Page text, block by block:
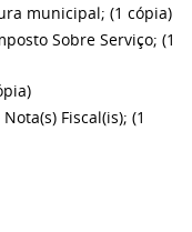
municipal; (1 cópia)
Sobre Serviço; (1
Fiscal(is); (1